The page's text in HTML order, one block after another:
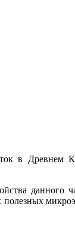
в Древнем
данного